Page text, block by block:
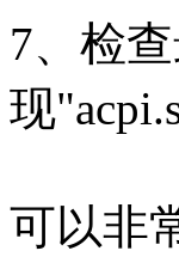
7、检
现
可以非